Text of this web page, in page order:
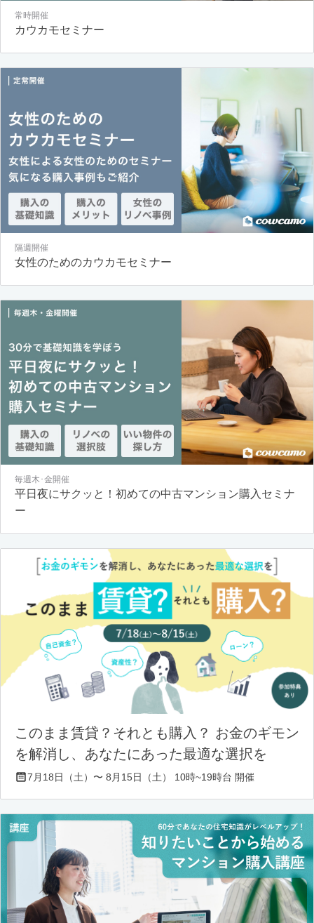
常時開催
カウカモセミナー
隔週開催
女性のためのカウカモセミナー
毎週木･金開催
平日夜にサクッと！初めての中古マンション購入セミナ
ー
このまま賃貸？それとも購入？ お金のギモン
を解消し、あなたにあった最適な選択を
7月18日（土）〜 8月15日（土） 10時~19時台 開催